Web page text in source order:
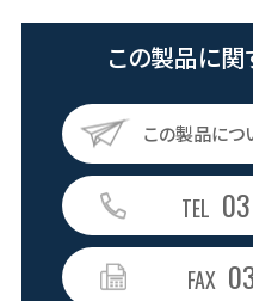
この製品に
この製品につ
TEL
FAX